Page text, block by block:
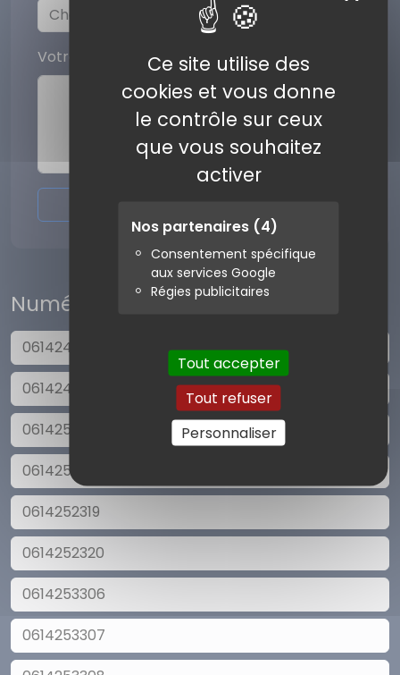
Ce site utilise des
cookies et vous donne
le contrôle sur ceux
que vous souhaitez
activer
Nos partenaires (4)
Consentement spécifique
aux services Google
Régies publicitaires
Tout accepter
Tout refuser
Personnaliser
Votre commentaire
Numéros similaires
0614246588
0614249481
0614252031
0614252318
0614252319
0614252320
0614253306
0614253307